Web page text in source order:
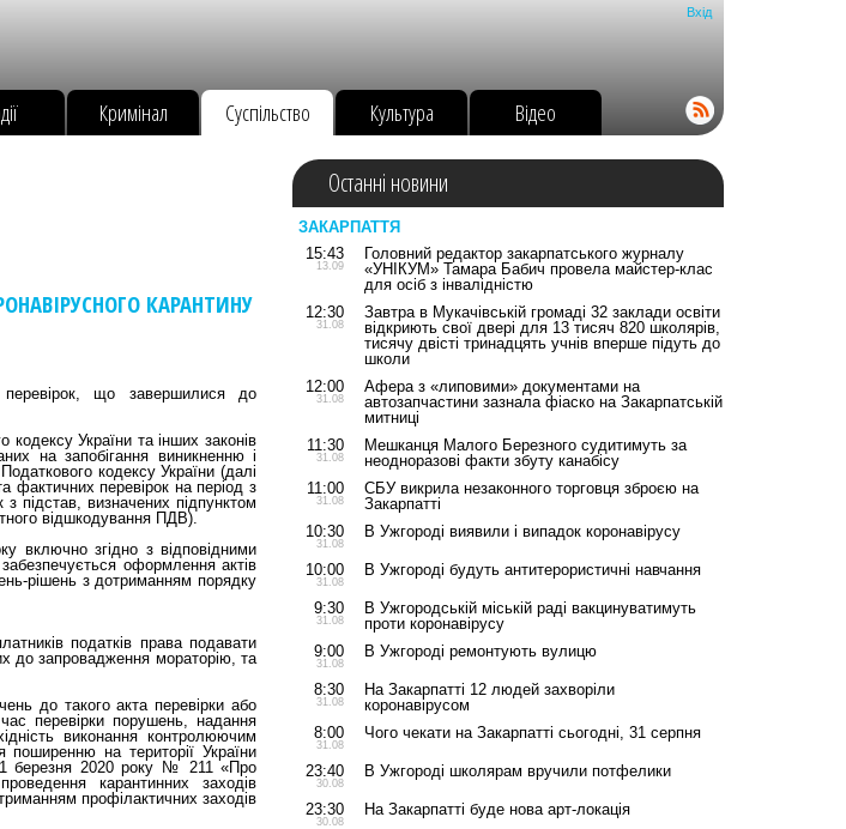
Вхід
Кримінал Суспільство Культура Відео
КАРАНТИНУ
що завершилися до
України та інших законів
на запобігання виникненню і
кодексу України (далі
фактичних перевірок на період з
підстав, визначених підпунктом
відшкодування ПДВ).
включно згідно з відповідними
оформлення актів
рішень з дотриманням порядку
податків права подавати
до запровадження мораторію, та
до такого акта перевірки або
перевірки порушень, надання
виконання контролюючим
поширенню на території України
11 березня 2020 року № 211 «Про
карантинних заходів
профілактичних заходів
Останні новини
ЗАКАРПАТТЯ
15:43
13.09
Головний редактор закарпатського журналу
«УНІКУМ» Тамара Бабич провела майстер-клас
для осіб з інвалідністю
12:30
31.08
Завтра в Мукачівській громаді 32 заклади освіти
відкриють свої двері для 13 тисяч 820 школярів,
тисячу двісті тринадцять учнів вперше підуть до
школи
12:00
31.08
Афера з «липовими» документами на
автозапчастини зазнала фіаско на Закарпатській
митниці
11:30
31.08
Мешканця Малого Березного судитимуть за
неодноразові факти збуту канабісу
11:00
31.08
СБУ викрила незаконного торговця зброєю на
Закарпатті
10:30
31.08
В Ужгороді виявили і випадок коронавірусу
10:00
31.08
В Ужгороді будуть антитерористичні навчання
9:30
31.08
В Ужгородській міській раді вакцинуватимуть
проти коронавірусу
9:00
31.08
В Ужгороді ремонтують вулицю
8:30
31.08
На Закарпатті 12 людей захворіли
коронавірусом
8:00
31.08
Чого чекати на Закарпатті сьогодні, 31 серпня
23:40
30.08
В Ужгороді школярам вручили потфелики
23:30
30.08
На Закарпатті буде нова арт-локація